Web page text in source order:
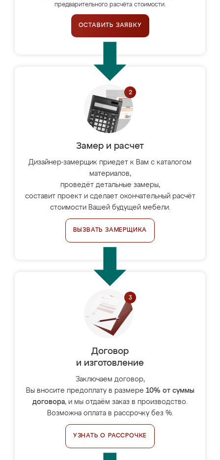
предварительного расчёта стоимости.
ОСТАВИТЬ ЗАЯВКУ
Замер и расчет
Дизайнер-замерщик приедет к Вам с каталогом
материалов,
проведёт детальные замеры,
составит проект и сделает окончательный расчёт
стоимости Вашей будущей мебели.
ВЫЗВАТЬ ЗАМЕРЩИКА
Договор
и изготовление
Заключаем договор,
Вы вносите предоплату в размере 10% от суммы
договора, и мы отдаём заказ в производство.
Возможна оплата в рассрочку без %.
УЗНАТЬ О РАССРОЧКЕ